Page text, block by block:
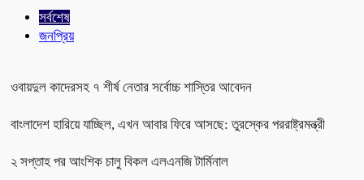
সর্বশেষ
জনপ্রিয়
ওবায়দুল কাদেরসহ ৭ শীর্ষ নেতার সর্বোচ্চ শাস্তির আবেদন
বাংলাদেশ হারিয়ে যাচ্ছিল, এখন আবার ফিরে আসছে: তুরস্কের পররাষ্ট্রমন্ত্রী
২ সপ্তাহ পর আংশিক চালু বিকল এলএনজি টার্মিনাল